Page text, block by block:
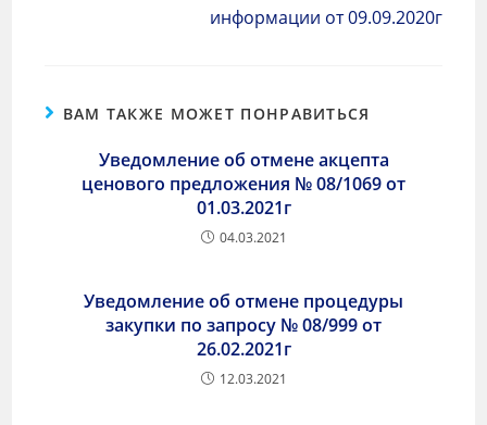
информации от 09.09.2020г
ВАМ ТАКЖЕ МОЖЕТ ПОНРАВИТЬСЯ
Уведомление об отмене акцепта
ценового предложения № 08/1069 от
01.03.2021г
04.03.2021
Уведомление об отмене процедуры
закупки по запросу № 08/999 от
26.02.2021г
12.03.2021